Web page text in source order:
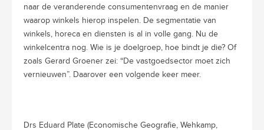
naar de veranderende consumentenvraag en de manier
waarop winkels hierop inspelen. De segmentatie van
winkels, horeca en diensten is al in volle gang. Nu de
winkelcentra nog. Wie is je doelgroep, hoe bindt je die? Of
zoals Gerard Groener zei: “De vastgoedsector moet zich
vernieuwen”. Daarover een volgende keer meer.
Drs Eduard Plate (Economische Geografie, Wehkamp,